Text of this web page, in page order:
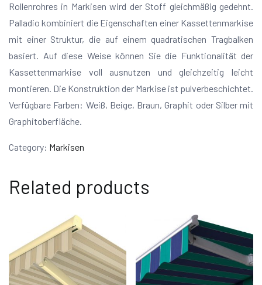
Rollenrohres in Markisen wird der Stoff gleichmäßig gedehnt.
Palladio kombiniert die Eigenschaften einer Kassettenmarkise
mit einer Struktur, die auf einem quadratischen Tragbalken
basiert. Auf diese Weise können Sie die Funktionalität der
Kassettenmarkise voll ausnutzen und gleichzeitig leicht
montieren. Die Konstruktion der Markise ist pulverbeschichtet.
Verfügbare Farben: Weiß, Beige, Braun, Graphit oder Silber mit
Graphitoberfläche.
Category: Markisen
Related products